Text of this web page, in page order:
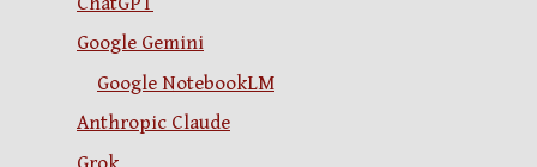
Google Gemini
Google NotebookLM
Anthropic Claude